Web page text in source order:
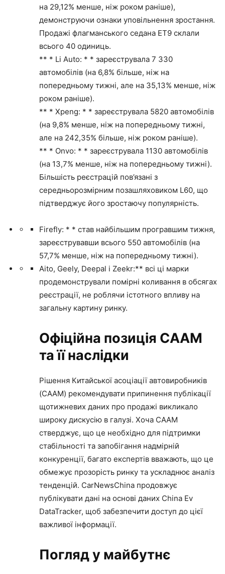
на 29,12% менше, ніж роком раніше),
демонструючи ознаки уповільнення зростання.
Продажі флагманського седана ET9 склали
всього 40 одиниць.
** * Li Auto: * * зареєструвала 7 330
автомобілів (на 6,8% більше, ніж на
попередньому тижні, але на 35,13% менше, ніж
роком раніше).
** * Xpeng: * * зареєструвала 5820 автомобілів
(на 9,8% менше, ніж на попередньому тижні,
але на 242,35% більше, ніж роком раніше).
** * Onvo: * * зареєструвала 1130 автомобілів
(на 13,7% менше, ніж на попередньому тижні).
Більшість реєстрацій пов’язані з
середньорозмірним позашляховиком L60, що
підтверджує його зростаючу популярність.
Firefly: * * став найбільшим програвшим тижня,
зареєструвавши всього 550 автомобілів (на
57,7% менше, ніж на попередньому тижні).
Aito, Geely, Deepal і Zeekr:** всі ці марки
продемонстрували помірні коливання в обсягах
реєстрації, не роблячи істотного впливу на
загальну картину ринку.
Офіційна позиція CAAM
та її наслідки
Рішення Китайської асоціації автовиробників
(CAAM) рекомендувати припинення публікації
щотижневих даних про продажі викликало
широку дискусію в галузі. Хоча CAAM
стверджує, що це необхідно для підтримки
стабільності та запобігання надмірній
конкуренції, багато експертів вважають, що це
обмежує прозорість ринку та ускладнює аналіз
тенденцій. CarNewsChina продовжує
публікувати дані на основі даних China Ev
DataTracker, щоб забезпечити доступ до цієї
важливої інформації.
Погляд у майбутнє